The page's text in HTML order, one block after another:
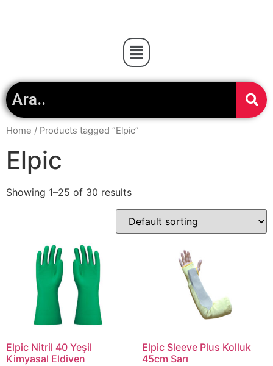
Home / Products tagged “Elpic”
Elpic
Showing 1–25 of 30 results
Elpic Nitril 40 Yeşil
Kimyasal Eldiven
Elpic Sleeve Plus Kolluk
45cm Sarı